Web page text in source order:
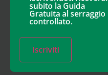
subito la Guida
Gratuita al serraggio
controllato.
Iscriviti